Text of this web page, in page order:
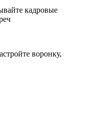
кадровые
воронку,